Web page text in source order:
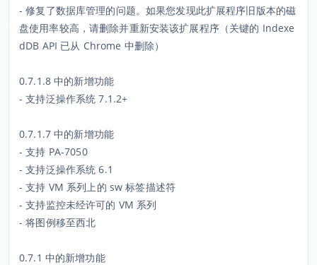
- 修复了数据库管理的问题。如果您发现此扩展程序旧版本的磁
盘使用率较高，请删除并重新安装该扩展程序（关键的 Indexe
dDB API 已从 Chrome 中删除）
0.7.1.8 中的新增功能
- 支持泛操作系统 7.1.2+
0.7.1.7 中的新增功能
- 支持 PA-7050
- 支持泛操作系统 6.1
- 支持 VM 系列上的 sw 标签描述符
- 支持监控未经许可的 VM 系列
- 将图例移至西北
0.7.1 中的新增功能